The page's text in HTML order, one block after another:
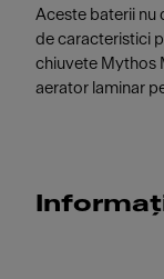
Aceste baterii nu
de caracteristici
chiuvete Mythos
aerator laminar